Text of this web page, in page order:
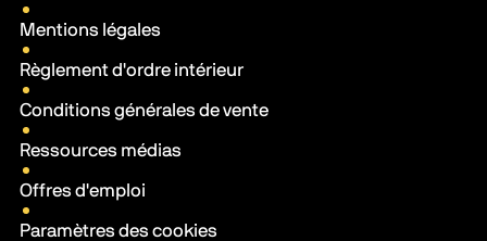
Mentions légales
Règlement d'ordre intérieur
Conditions générales de vente
Ressources médias
Offres d'emploi
Paramètres des cookies